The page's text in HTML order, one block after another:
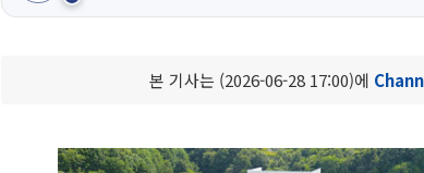
본 기사는 (2026-06-28 17:00)에